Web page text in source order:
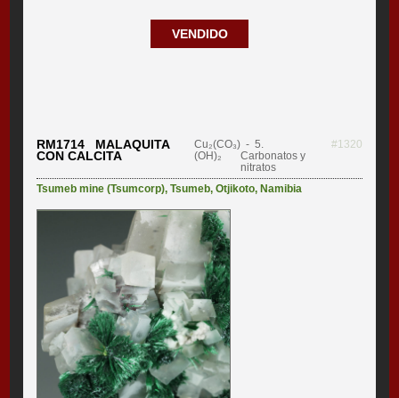
VENDIDO
RM1714 MALAQUITA
CON CALCITA
Cu₂(CO₃)
(OH)₂
- 5.
Carbonatos y
nitratos
#1320
Tsumeb mine (Tsumcorp),Tsumeb,Otjikoto, Namibia